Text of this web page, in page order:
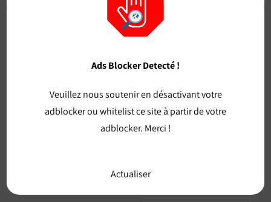
Poissons
Sagittaire
calculer Ascendant
Scorpion
calculer Ascendant
Ads Blocker Detecté !
Veuillez nous soutenir en désactivant votre
adblocker ou whitelist ce site à partir de votre
adblocker. Merci !
Actualiser